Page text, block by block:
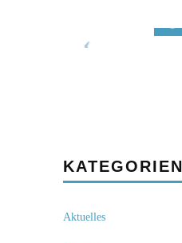
KATEGORIEN
Aktuelles